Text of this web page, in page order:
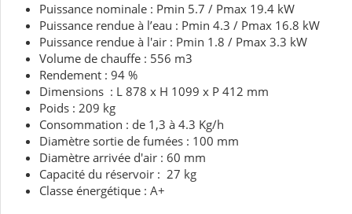
Puissance nominale : Pmin 5.7 / Pmax 19.4 kW
Puissance rendue à l’eau : Pmin 4.3 / Pmax 16.8 kW
Puissance rendue à l'air : Pmin 1.8 / Pmax 3.3 kW
Volume de chauffe : 556 m3
Rendement : 94 %
Dimensions : L 878 x H 1099 x P 412 mm
Poids : 209 kg
Consommation : de 1,3 à 4.3 Kg/h
Diamètre sortie de fumées : 100 mm
Diamètre arrivée d'air : 60 mm
Capacité du réservoir : 27 kg
Classe énergétique : A+